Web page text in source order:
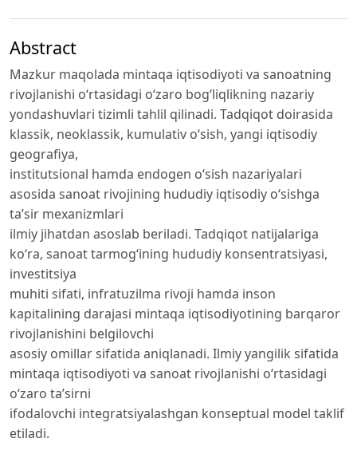
Abstract
Mazkur maqolada mintaqa iqtisodiyoti va sanoatning
rivojlanishi oʻrtasidagi oʻzaro bogʻliqlikning nazariy
yondashuvlari tizimli tahlil qilinadi. Tadqiqot doirasida
klassik, neoklassik, kumulativ oʻsish, yangi iqtisodiy
geografiya,
institutsional hamda endogen oʻsish nazariyalari
asosida sanoat rivojining hududiy iqtisodiy oʻsishga
taʼsir mexanizmlari
ilmiy jihatdan asoslab beriladi. Tadqiqot natijalariga
koʻra, sanoat tarmogʻining hududiy konsentratsiyasi,
investitsiya
muhiti sifati, infratuzilma rivoji hamda inson
kapitalining darajasi mintaqa iqtisodiyotining barqaror
rivojlanishini belgilovchi
asosiy omillar sifatida aniqlanadi. Ilmiy yangilik sifatida
mintaqa iqtisodiyoti va sanoat rivojlanishi oʻrtasidagi
oʻzaro taʼsirni
ifodalovchi integratsiyalashgan konseptual model taklif
etiladi.